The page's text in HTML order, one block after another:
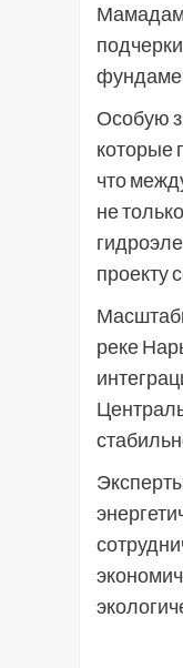
Особую
которые
что
не
проекту
реке